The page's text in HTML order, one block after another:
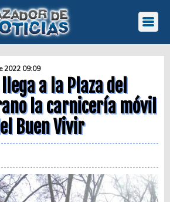
2022 09:09
a la Plaza del
la carnicería móvil
Buen Vivir